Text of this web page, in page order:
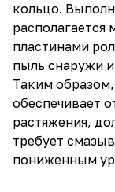
кольцо.
пластинами
пыль снаружи
Таким
обеспечивает
растяжения,
требует
пониженным